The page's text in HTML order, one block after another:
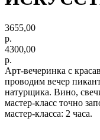
3655,00
р.
4300,00
р.
Арт-вечеринка с
проводим вечер
натурщика. Вино,
мастер-класс точно
мастер-класса: 2 часа.